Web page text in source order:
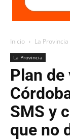
Inicio La Provincia
La Provincia
Plan
SMS y
que no